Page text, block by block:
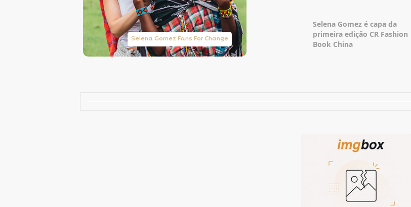
Selena Gomez Fans For Change Taylor Swift Brasil
Selena Gomez é capa da
primeira edição CR Fashion
Book China